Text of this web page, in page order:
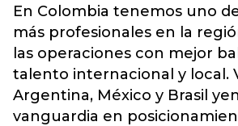
En Colombia tenemos uno
más profesionales en la
las operaciones con mejor
talento internacional y local.
Argentina, México y Brasil
vanguardia en